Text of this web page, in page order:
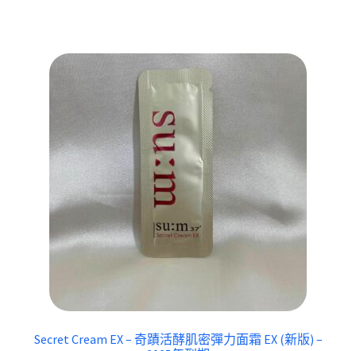
Secret Cream EX – 奇蹟活酵肌密彈力面霜 EX (新版) –